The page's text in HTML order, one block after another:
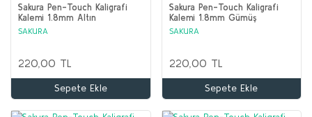
Sakura Pen-Touch Kaligrafi
Kalemi 1.8mm Altın
SAKURA
220,00 TL
Sepete Ekle
Sakura Pen-Touch Kaligrafi
Kalemi 1.8mm Gümüş
SAKURA
220,00 TL
Sepete Ekle